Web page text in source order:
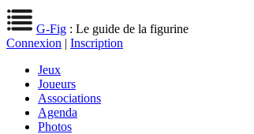
G-Fig : Le guide de la figurine
Connexion | Inscription
Jeux
Joueurs
Associations
Agenda
Photos